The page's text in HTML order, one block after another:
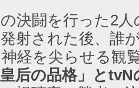
決闘を行った2
射された後、誰
経を尖らせる観
后の品格」と